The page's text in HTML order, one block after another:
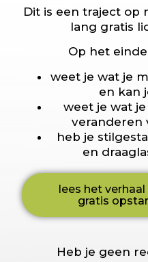
Dit is een traject op
lang gratis
Op het
weet je wat je
en kan
weet je wat
veranderen
heb je
en
lees het
gratis
Heb je geen